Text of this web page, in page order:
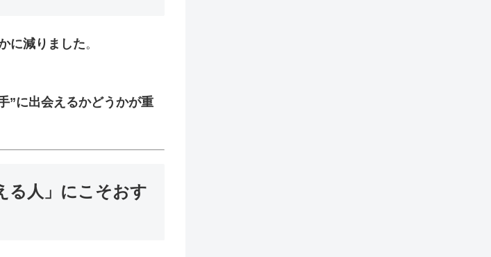
に減りました。
”に出会えるかどうかが重
る人」にこそおす